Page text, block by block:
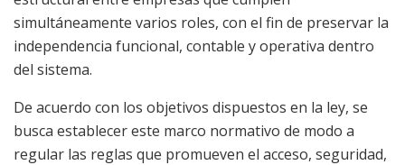
simultáneamente varios roles, con el fin de preservar la
independencia funcional, contable y operativa dentro
del sistema.
De acuerdo con los objetivos dispuestos en la ley, se
busca establecer este marco normativo de modo a
regular las reglas que promueven el acceso, seguridad,